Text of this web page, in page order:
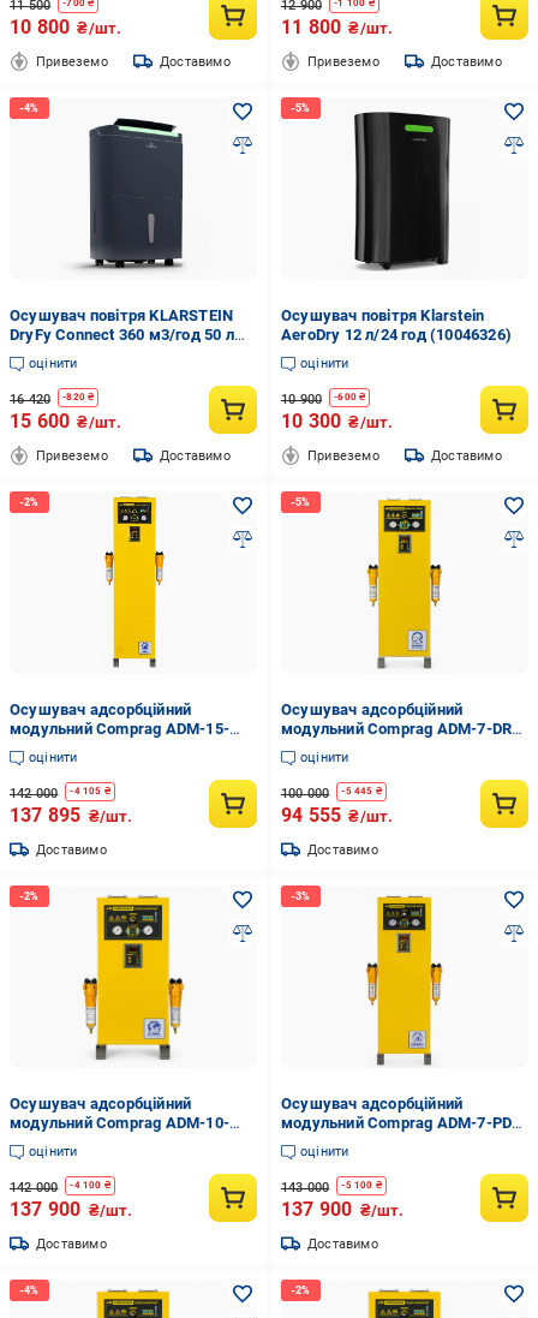
11 500 -700 ₴
10 800 ₴/шт.
Привеземо Доставимо
12 900 -1 100 ₴
11 800 ₴/шт.
Привеземо Доставимо
Осушувач повітря KLARSTEIN
DryFy Connect 360 м3/год 50 л
(10045541)
оцінити
16 420 -820 ₴
15 600 ₴/шт.
Привеземо Доставимо
Осушувач повітря Klarstein
AeroDry 12 л/24 год (10046326)
оцінити
10 900 -600₴
10 300 ₴/шт.
Привеземо Доставимо
Осушувач адсорбційний
модульний Comprag ADM-15-
PDP (36123838)
оцінити
142 000 -4 105 ₴
137 895 ₴/шт.
Доставимо
Осушувач адсорбційний
модульний Comprag ADM-7-DRY
(36120140)
оцінити
100 000 -5 445 ₴
94 555 ₴/шт.
Доставимо
Осушувач адсорбційний
модульний Comprag ADM-10-
PDP (36123816)
оцінити
142 000 -4 100 ₴
137 900 ₴/шт.
Доставимо
Осушувач адсорбційний
модульний Comprag ADM-7-PDP
(36123778)
оцінити
143 000 -5 100 ₴
137 900 ₴/шт.
Доставимо